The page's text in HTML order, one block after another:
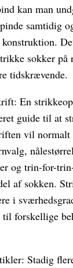
kan man
samtidig
sokker på
tidskrævende.
En
guide til at
vil normalt
og trin-for-
af sokken.
i
til forskellige
Stadig